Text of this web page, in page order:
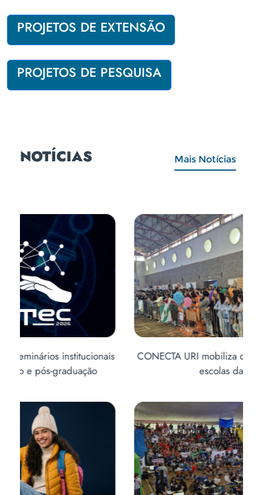
PROJETOS DE EXTENSÃO
PROJETOS DE PESQUISA
NOTÍCIAS Mais Notícias
CONECTA URI mobiliza centenas de alunos de
escolas da região